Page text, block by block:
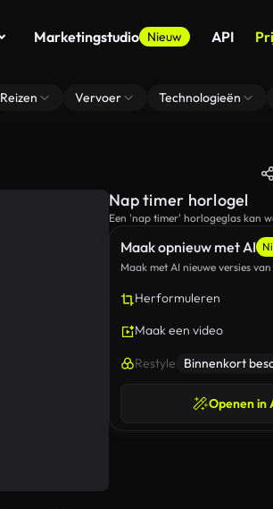
Marketingstudio Nieuw API
Reizen Vervoer Technologieën
Maak opnieuw met AI
Maak met AI nieuwe versies
Herformuleren
Maak een video
Restyle Binnenkort
Openen in
Nap timer horlogel
Een 'nap timer' horlogeglas kan